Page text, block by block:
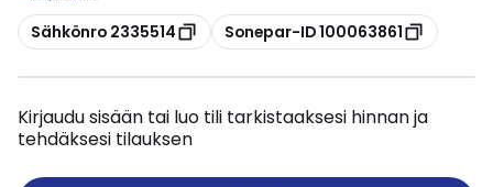
Kopioi
Sähkönro 2335514 Kopioi
Sonepar-ID 100063861
Kirjaudu sisään tai luo tili tarkistaaksesi hinnan ja
tehdäksesi tilauksen